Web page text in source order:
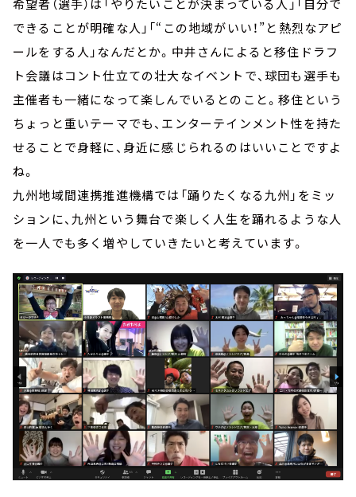
できることが明確な人」「“この地域がいい！”と熱烈なアピ
ールをする人」なんだとか。中井さんによると移住ドラフ
ト会議はコント仕立ての壮大なイベントで、球団も選手も
主催者も一緒になって楽しんでいるとのこと。移住という
ちょっと重いテーマでも、エンターテインメント性を持た
せることで身軽に、身近に感じられるのはいいことですよ
ね。
九州地域間連携推進機構では「踊りたくなる九州」をミッ
ションに、九州という舞台で楽しく人生を踊れるような人
を一人でも多く増やしていきたいと考えています。